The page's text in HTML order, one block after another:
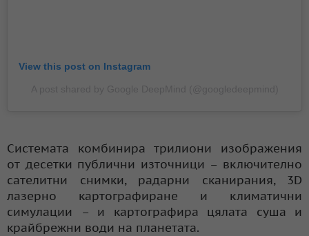
View this post on Instagram
Системата комбинира трилиони изображения
от десетки публични източници – включително
сателитни снимки, радарни сканирания, 3D
лазерно картографиране и климатични
симулации – и картографира цялата суша и
крайбрежни води на планетата.